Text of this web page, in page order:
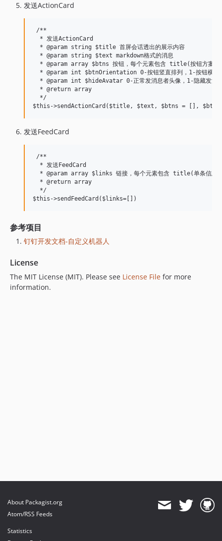
发送ActionCard
/**
  * 发送ActionCard
  * @param string $title 首屏会话透出的展示内容
  * @param string $text markdown格式的消息
* @param array $btns 按钮，每个元素包含 title(按钮方案)
* @param int $btnOrientation 0-按钮竖直排列，1-按钮横向
* @param int $hideAvatar 0-正常发消息者头像，1-隐藏发消
  * @return array
  */
发送FeedCard
/**
  * 发送FeedCard
* @param array $links 链接，每个元素包含 title(单条信息
  * @return array
  */
参考项目
钉钉开发文档-自定义机器人
License
The MIT License (MIT). Please see License File for more
information.
About Packagist.org
Atom/RSS Feeds
Statistics